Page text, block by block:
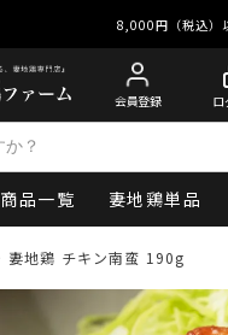
8,000円（税込）
会員登録 ロ
商品一覧 妻地鶏単品
妻地鶏 チキン南蛮 190g